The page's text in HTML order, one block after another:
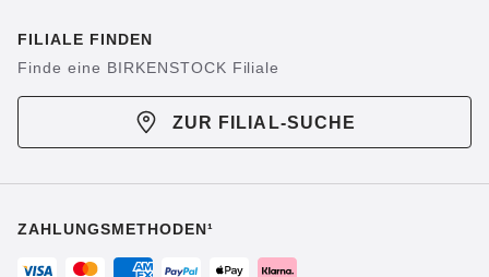
FILIALE FINDEN
Finde eine BIRKENSTOCK Filiale
ZUR FILIAL-SUCHE
ZAHLUNGSMETHODEN¹